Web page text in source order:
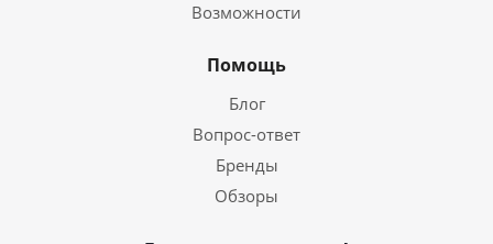
Возможности
Помощь
Блог
Вопрос-ответ
Бренды
Обзоры